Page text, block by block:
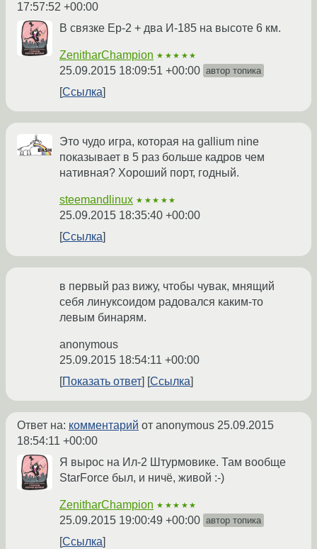
17:57:52 +00:00
В связке Ер-2 + два И-185 на высоте 6 км.
ZenitharChampion ★★★★★
25.09.2015 18:09:51 +00:00 автор топика
Ссылка
Это чудо игра, которая на gallium nine
показывает в 5 раз больше кадров чем
нативная? Хороший порт, годный.
steemandlinux ★★★★★
25.09.2015 18:35:40 +00:00
Ссылка
в первый раз вижу, чтобы чувак, мнящий
себя линуксоидом радовался каким-то
левым бинарям.
anonymous
25.09.2015 18:54:11 +00:00
Показать ответ
Ссылка
Ответ на: комментарий от anonymous 25.09.2015
18:54:11 +00:00
Я вырос на Ил-2 Штурмовике. Там вообще
StarForce был, и ничё, живой :-)
ZenitharChampion ★★★★★
25.09.2015 19:00:49 +00:00 автор топика
Ссылка